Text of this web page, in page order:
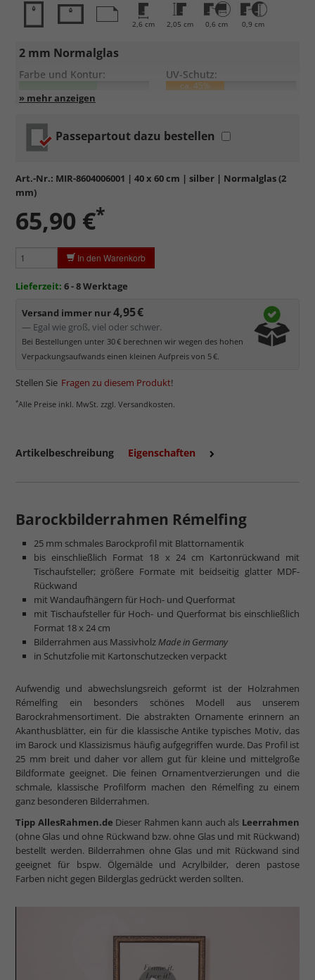
2,6 cm 2,05 cm 0,6 cm 0,9 cm
2 mm Normalglas
Farbe und Kontur: UV-Schutz:
ca. 45%
Entspiegelung:
Standardglasin hochwertiger Floatglas-Qualität.
Formstabil, preiswert, witterungs- und hitzebeständig
Reflektierende Oberfläche
, die als störend empfunden
Minimaler UV-Schutz von ca. 45%
Schutz des Bildes.
Normalglas hat eine leichte Grünfärbung
Bereich der Weißtöne zu einem dezenten Grünschimmer
kommt. Für Bilder mit hellen Farben empfehlen wir Kunst- oder
Passepartout dazu bestellen
Art.-Nr.: MIR-8604006001 | 40 x 60 cm | silber | Normalglas (2
mm)
65,90 €*
In den Warenkorb
Lieferzeit: 6 - 8 Werktage
Versand immer nur4,95 €
— Egal wie groß, viel oder schwer.
Bei Bestellungen unter 30 € berechnen wir wegen des hohen
Verpackungsaufwands einen kleinen Aufpreis von 5 €.
Stellen Sie Fragen zu diesem Produkt!
*Alle Preise inkl. MwSt. zzgl. Versandkosten.
Artikelbeschreibung Eigenschaften
Barockbilderrahmen Rémelfing
25 mm schmales Barockprofil mit Blattornamentik
bis einschließlich Format 18 x 24 cm Kartonrückwand mit
Tischaufsteller; größere Formate mit beidseitig glatter MDF-
Rückwand
mit Wandaufhängern für Hoch- und Querformat
mit Tischaufsteller für Hoch- und Querformat bis einschließlich
Format 18 x 24 cm
Bilderrahmen aus MassivholzMade in Germany
in Schutzfolie mit Kartonschutzecken verpackt
Aufwendig und abwechslungsreich geformt ist der Holzrahmen
Rémelfing ein besonders schönes Modell aus unserem
Barockrahmensortiment. Die abstrakten Ornamente erinnern an
Akanthusblätter, ein für die klassische Antike typisches Motiv, das
im Barock und Klassizismus häufig aufgegriffen wurde. Das Profil ist
25 mm breit und daher vor allem gut für kleine und mittelgroße
Bildformate geeignet. Die feinen Ornamentverzierungen und die
schmale, klassische Profilform machen den Rémelfing zu einem
ganz besonderen Bilderrahmen.
Tipp AllesRahmen.de Dieser Rahmen kann auch als Leerrahmen
(ohne Glas und ohne Rückwand bzw. ohne Glas und mit Rückwand)
bestellt werden. Bilderrahmen ohne Glas und mit Rückwand sind
geeignet für bspw. Ölgemälde und Acrylbilder, deren pastose
Farben nicht gegen Bilderglas gedrückt werden sollten.